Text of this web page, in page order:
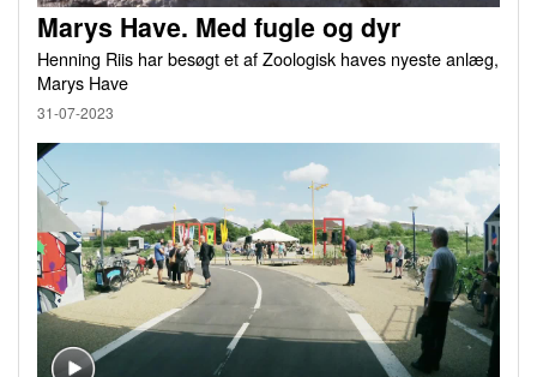
Marys Have. Med fugle og dyr
Henning Riis har besøgt et af Zoologisk haves nyeste anlæg,
Marys Have
31-07-2023